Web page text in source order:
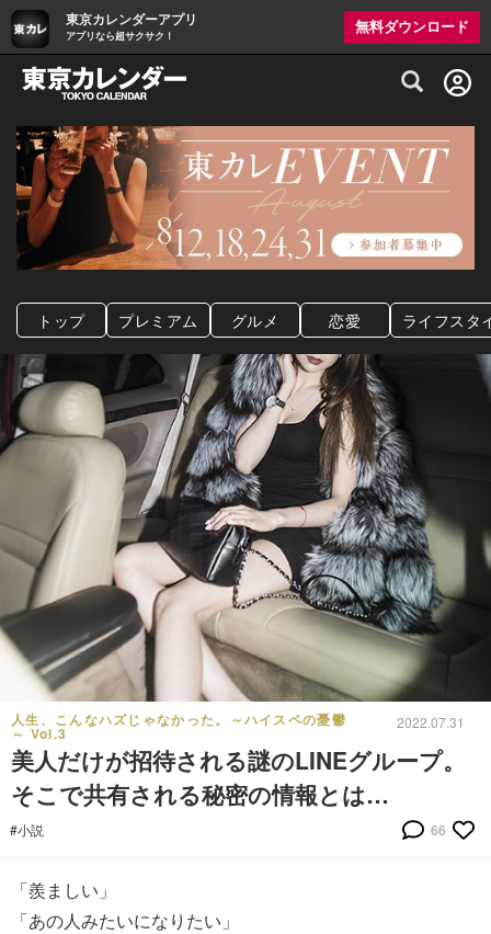
東京カレンダーアプリ
アプリなら超サクサク！
無料ダウンロード
グルメ情報・プレミアムレストラン予約
トップ プレミアム グルメ 恋愛 ライフスタ
人生、こんなハズじゃなかった。～ハイスペの憂鬱
～ Vol.3
2022.07.31
美人だけが招待される謎のLINEグループ。
そこで共有される秘密の情報とは…
#小説 66
「羨ましい」
「あの人みたいになりたい」